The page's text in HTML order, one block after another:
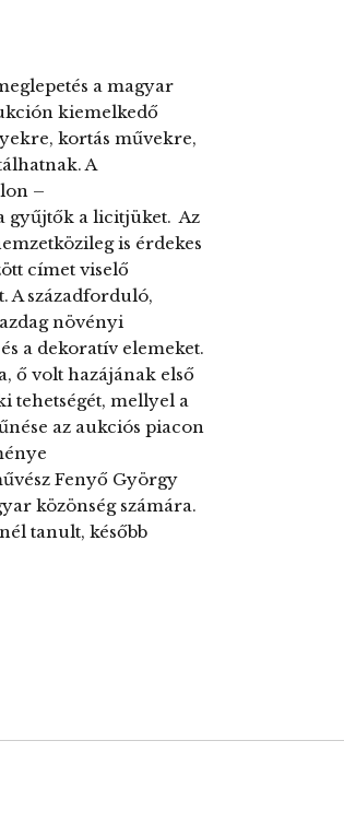
a magyar
kiemelkedő
kortás művekre,
A
–
gyűjtők a licitjüket. Az
is érdekes
címet viselő
A századforduló,
növényi
a dekoratív elemeket.
ő volt hazájának első
tehetségét, mellyel a
az aukciós piacon
Fenyő György
közönség számára.
tanult, később